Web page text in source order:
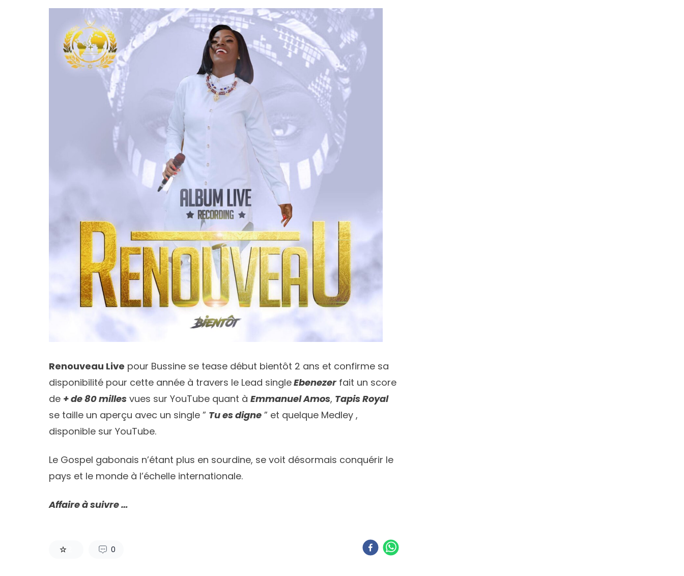
Renouveau Live pour Bussine se tease début bientôt 2 ans et confirme sa
disponibilité pour cette année à travers le Lead singleEbenezer fait un score
de + de 80 milles vues sur YouTube quant à Emmanuel Amos, Tapis Royal
se taille un aperçu avec un single ” Tu es digne ” et quelque Medley ,
disponible sur YouTube.
Le Gospel gabonais n’étant plus en sourdine, se voit désormais conquérir le
pays et le monde à l’échelle internationale.
Affaire à suivre …
0